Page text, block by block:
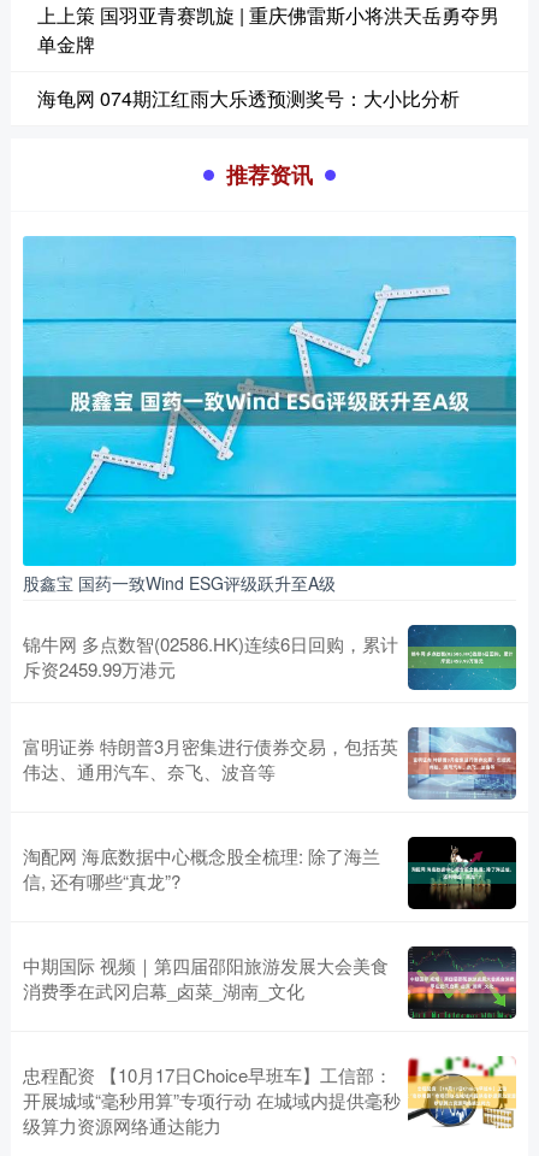
上上策 国羽亚青赛凯旋 | 重庆佛雷斯小将洪天岳勇夺男
单金牌
海龟网 074期江红雨大乐透预测奖号：大小比分析
推荐资讯
股鑫宝 国药一致Wind ESG评级跃升至A级
锦牛网 多点数智(02586.HK)连续6日回购，累计
斥资2459.99万港元
富明证券 特朗普3月密集进行债券交易，包括英
伟达、通用汽车、奈飞、波音等
淘配网 海底数据中心概念股全梳理: 除了海兰
信, 还有哪些“真龙”?
中期国际 视频｜第四届邵阳旅游发展大会美食
消费季在武冈启幕_卤菜_湖南_文化
忠程配资 【10月17日Choice早班车】工信部：
开展城域“毫秒用算”专项行动 在城域内提供毫秒
级算力资源网络通达能力